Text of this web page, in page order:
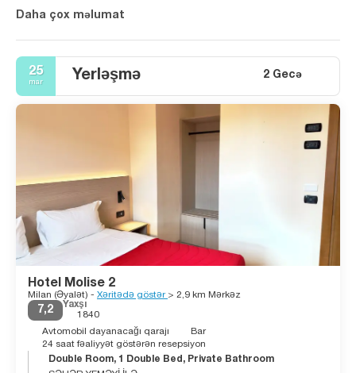
Daha çox məlumat
25
mar Yerləşmə 2 Gecə
Hotel Molise 2
Milan (Əyalət) - Xəritədə göstər > 2,9 km Mərkəz
7,2
Yaxşı
1840
Avtomobil dayanacağı qarajı
Bar
24 saat fəaliyyət göstərən resepsiyon
Double Room, 1 Double Bed, Private Bathroom